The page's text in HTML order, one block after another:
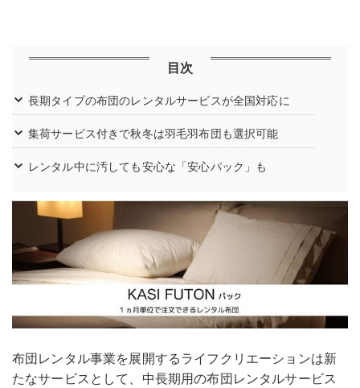
目次
長期タイプの布団のレンタルサービスが全国対応に
集荷サービス付きで秋冬は羽毛羽布団も選択可能
レンタル中に汚しても安心な「安心パック」も
布団レンタル事業を展開するライフクリエーションは新
たなサービスとして、中長期用の布団レンタルサービス